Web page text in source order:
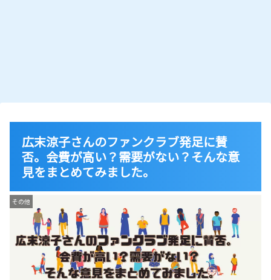
広末涼子さんのファンクラブ発足に賛
否。会費が高い？需要がない？そんな意
見をまとめてみました。
その他